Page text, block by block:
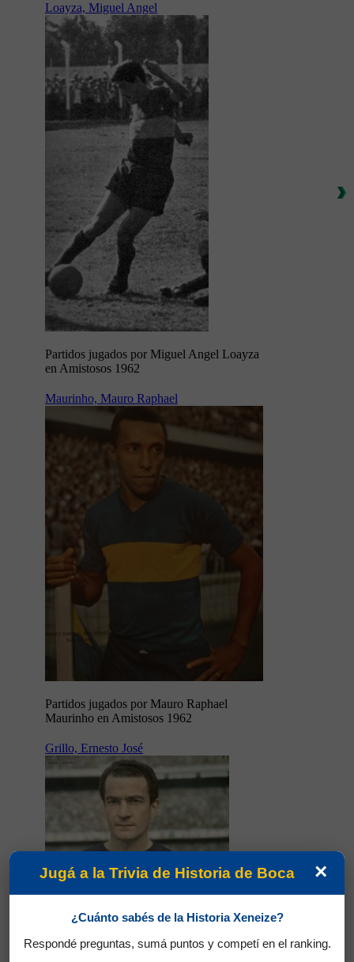
Loayza, Miguel Angel
Partidos jugados por Miguel Angel Loayza
en Amistosos 1962
Maurinho, Mauro Raphael
Partidos jugados por Mauro Raphael
Maurinho en Amistosos 1962
Grillo, Ernesto José
×
Jugá a la Trivia de Historia de Boca
¿Cuánto sabés de la Historia Xeneize?
Respondé preguntas, sumá puntos y competí en el ranking.